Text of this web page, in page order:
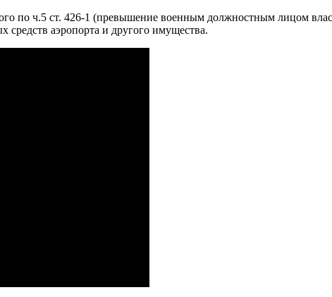
по ч.5 ст. 426-1 (превышение военным должностным лицом
аэропорта и другого имущества.